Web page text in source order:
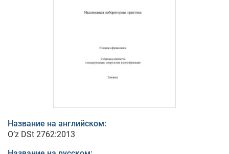
Название на английском:
O’z DSt 2762:2013